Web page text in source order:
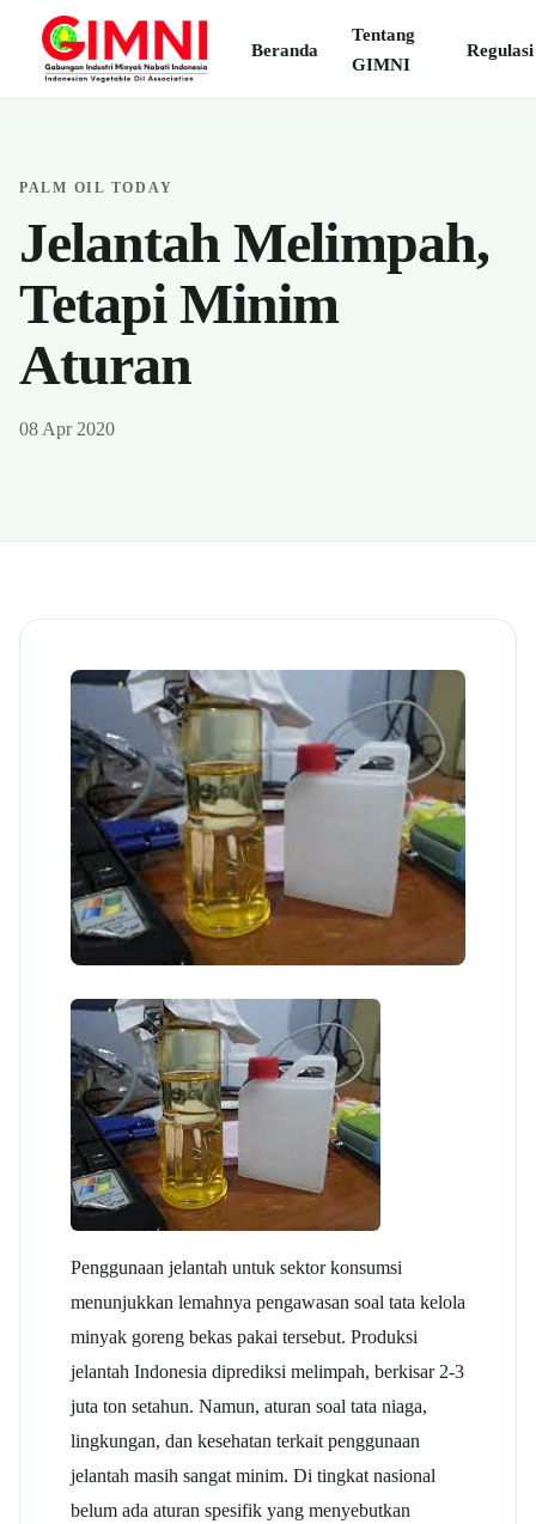
Beranda
Tentang
GIMNI
Regulasi
PALM OIL TODAY
Jelantah Melimpah,
Tetapi Minim
Aturan
08 Apr 2020
Penggunaan jelantah untuk sektor konsumsi
menunjukkan lemahnya pengawasan soal tata kelola
minyak goreng bekas pakai tersebut. Produksi
jelantah Indonesia diprediksi melimpah, berkisar 2-3
juta ton setahun. Namun, aturan soal tata niaga,
lingkungan, dan kesehatan terkait penggunaan
jelantah masih sangat minim. Di tingkat nasional
belum ada aturan spesifik yang menyebutkan